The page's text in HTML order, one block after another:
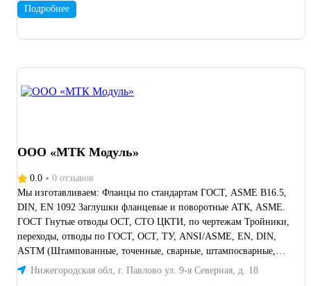
Подробнее
ООО «МТК Модуль»
0.0
0 отзывов
Мы изготавливаем: Фланцы по стандартам ГОСТ, ASME B16.5,
DIN, EN 1092 Заглушки фланцевые и поворотные АТК, ASME.
ГОСТ Гнутые отводы ОСТ, СТО ЦКТИ, по чертежам Тройники,
переходы, отводы по ГОСТ, ОСТ, ТУ, ANSI/ASME, EN, DIN,
ASTM (Штампованные, точенные, сварные, штампосварные,
кованые) Нестандартная металлопродукция (фланцы, заглушки,
Нижегородская обл, г. Павлово ул. 9-я Северная, д. 18